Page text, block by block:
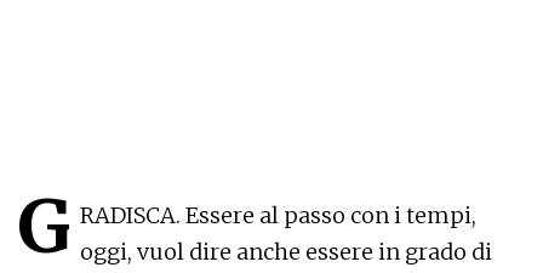
G RADISCA. Essere al passo con i tempi,
oggi, vuol dire anche essere in grado di